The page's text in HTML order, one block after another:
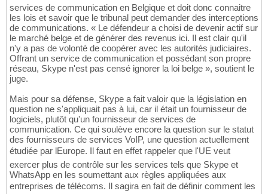
services de communication en Belgique et doit donc connaitre
les lois et savoir que le tribunal peut demander des interceptions
de communications. « Le défendeur a choisi de devenir actif sur
le marché belge et de générer des revenus ici. Il est clair qu'il
n'y a pas de volonté de coopérer avec les autorités judiciaires.
Offrant un service de communication et possédant son propre
réseau, Skype n'est pas censé ignorer la loi belge », soutient le
juge.
Mais pour sa défense, Skype a fait valoir que la législation en
question ne s'appliquait pas à lui, car il était un fournisseur de
logiciels, plutôt qu'un fournisseur de services de
communication. Ce qui soulève encore la question sur le statut
des fournisseurs de services VoIP, une question actuellement
étudiée par lEurope. Il faut en effet rappeler que l'UE veut
exercer plus de contrôle sur les services tels que Skype et
WhatsApp en les soumettant aux règles appliquées aux
entreprises de télécoms. Il sagira en fait de définir comment les